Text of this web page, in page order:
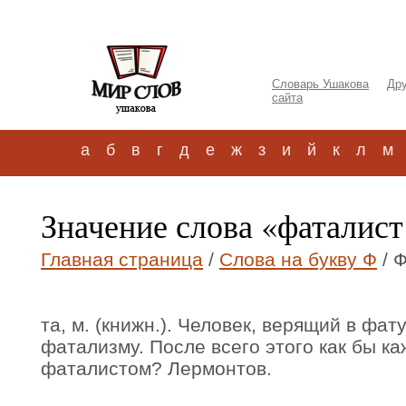
Словарь Ушакова
сайта
а б в г д е ж з и й к л м
Значение слова
Главная страница / Слова на букву Ф /
та, м. (книжн.). Человек, верящий в
фатализму. После всего этого как бы
фаталистом? Лермонтов.